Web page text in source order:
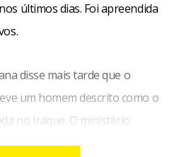
últimos dias. Foi apreendida
disse mais tarde que o
um homem descrito como o
no Iraque. O ministério
Mohsen al-Jibouri, conhecido